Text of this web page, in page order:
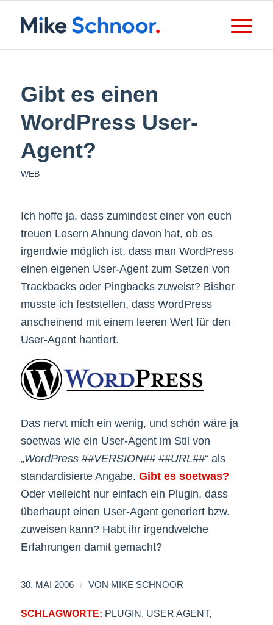
Gibt es einen
WordPress User-
Agent?
WEB
Ich hoffe ja, dass zumindest einer von euch
treuen Lesern Ahnung davon hat, ob es
irgendwie möglich ist, dass man WordPress
einen eigenen User-Agent zum Setzen von
Trackbacks oder Pingbacks zuweist? Bisher
musste ich feststellen, dass WordPress
anscheinend mit einem leeren Wert für den
User-Agent hantiert.
Das nervt mich ein wenig, und schön wäre ja
soetwas wie ein User-Agent im Stil von
„WordPress ##VERSION## ##URL##“ als
standardisierte Angabe. Gibt es soetwas?
Oder vielleicht nur einfach ein Plugin, dass
überhaupt einen User-Agent generiert bzw.
zuweisen kann? Habt ihr irgendwelche
Erfahrungen damit gemacht?
30. MAI 2006 / VON MIKE SCHNOOR
SCHLAGWORTE: PLUGIN, USER AGENT,